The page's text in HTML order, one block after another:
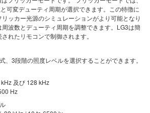
可変デューティ周期が選択できます。この特徴に
ッカー光源のシミュレーションがより可能となり
波数とデューティ周期を調整できます。LG3は簡
れたリモコンで制御されます。
、3段階の照度レベルを選択することができます。
及び 128 kHz
Hz